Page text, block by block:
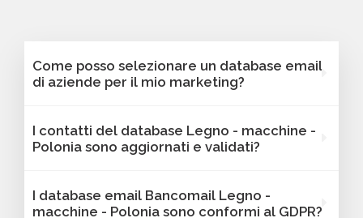
Come posso selezionare un database email
di aziende per il mio marketing?
nostra piattaforma Bancomail. Troverai
contatti B2B verificati di aziende attive Legno
includono l'indirizzo email e sono filtrabili per
I contatti del database Legno - macchine -
Polonia sono aggiornati e validati?
includano email attive e aggiornate. I nostri
I database email Bancomail Legno -
macchine - Polonia sono conformi al GDPR?